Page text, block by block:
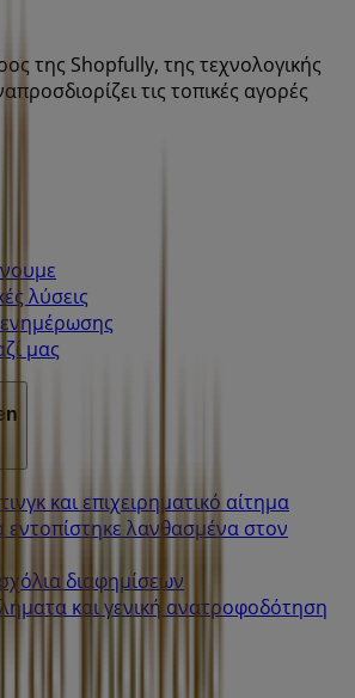
της Shopfully, της τεχνολογικής
τις τοπικές αγορές
λύσεις
μας
και επιχειρηματικό αίτημα
λανθασμένα στον
διαφημίσεων
και γενική ανατροφοδότηση